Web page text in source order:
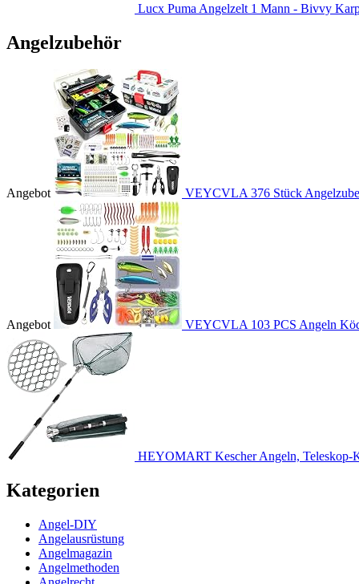
Lucx Puma Angelzelt 1 Mann - Bivvy
Angelzubehör
Angebot VEYCVLA 376 Stück
Angebot VEYCVLA 103 PCS Angeln
HEYOMART Kescher Angeln, Teleskop-
Kategorien
Angel-DIY
Angelausrüstung
Angelmagazin
Angelmethoden